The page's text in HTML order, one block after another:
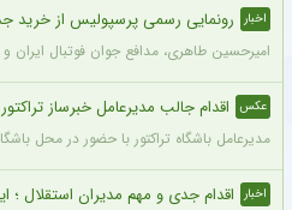
اخبار رونمایی رسمی پرسپولیس از خرید
امیرحسین طاهری، مدافع جوان فوتبال ایران
عکس اقدام جالب مدیرعامل خبرساز
مدیرعامل باشگاه تراکتور با حضور در محل
اخبار اقدام جدی و مهم مدیران استقلال ؛